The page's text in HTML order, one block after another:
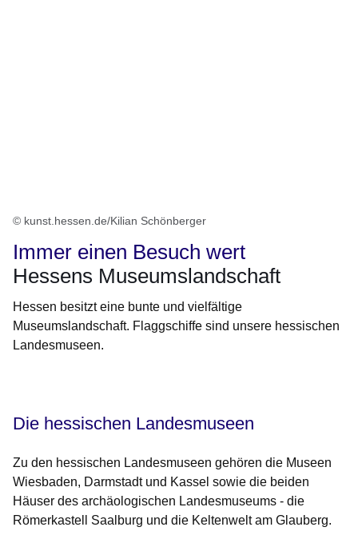
© kunst.hessen.de/Kilian Schönberger
Immer einen Besuch wert
Hessens Museumslandschaft
Hessen besitzt eine bunte und vielfältige
Museumslandschaft. Flaggschiffe sind unsere hessischen
Landesmuseen.
Die hessischen Landesmuseen
Zu den hessischen Landesmuseen gehören die Museen
Wiesbaden, Darmstadt und Kassel sowie die beiden
Häuser des archäologischen Landesmuseums - die
Römerkastell Saalburg und die Keltenwelt am Glauberg.